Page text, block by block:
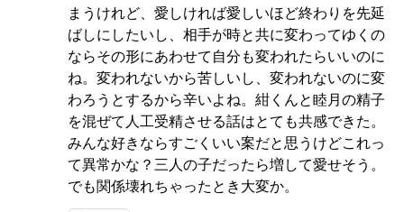
まうけれど、愛しければ愛しいほど終わりを先延
ばしにしたいし、相手が時と共に変わってゆくの
ならその形にあわせて自分も変われたらいいのに
ね。変われないから苦しいし、変われないのに変
わろうとするから辛いよね。紺くんと睦月の精子
を混ぜて人工受精させる話はとても共感できた。
みんな好きならすごくいい案だと思うけどこれっ
て異常かな？三人の子だったら増して愛せそう。
でも関係壊れちゃったとき大変か。